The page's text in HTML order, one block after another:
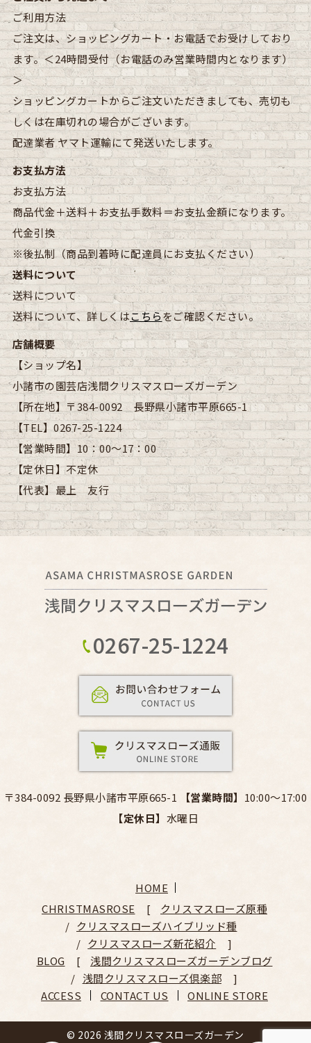
ご利用方法
ご注文は、ショッピングカート・お電話でお受けしており
ます。＜24時間受付（お電話のみ営業時間内となります）
＞
ショッピングカートからご注文いただきましても、売切も
しくは在庫切れの場合がございます。
配達業者 ヤマト運輸にて発送いたします。
お支払方法
お支払方法
商品代金＋送料＋お支払手数料＝お支払金額になります。
代金引換
※後払制（商品到着時に配達員にお支払ください）
送料について
送料について
送料について、詳しくはこちらをご確認ください。
店舗概要
【ショップ名】
小諸市の園芸店浅間クリスマスローズガーデン
【所在地】 〒384-0092 長野県小諸市平原665-1
【TEL】0267-25-1224
【営業時間】10：00～17：00
【定休日】不定休
【代表】 最上 友行
0267-25-1224
〒384-0092 長野県小諸市平原665-1 【営業時間】 10:00～17:00
【定休日】 水曜日
HOME
CHRISTMASROSE
クリスマスローズ原種
クリスマスローズハイブリッド種
クリスマスローズ新花紹介
BLOG
浅間クリスマスローズガーデンブログ
浅間クリスマスローズ倶楽部
ACCESS
CONTACT US ONLINE STORE
© 2026 浅間クリスマスローズガーデン